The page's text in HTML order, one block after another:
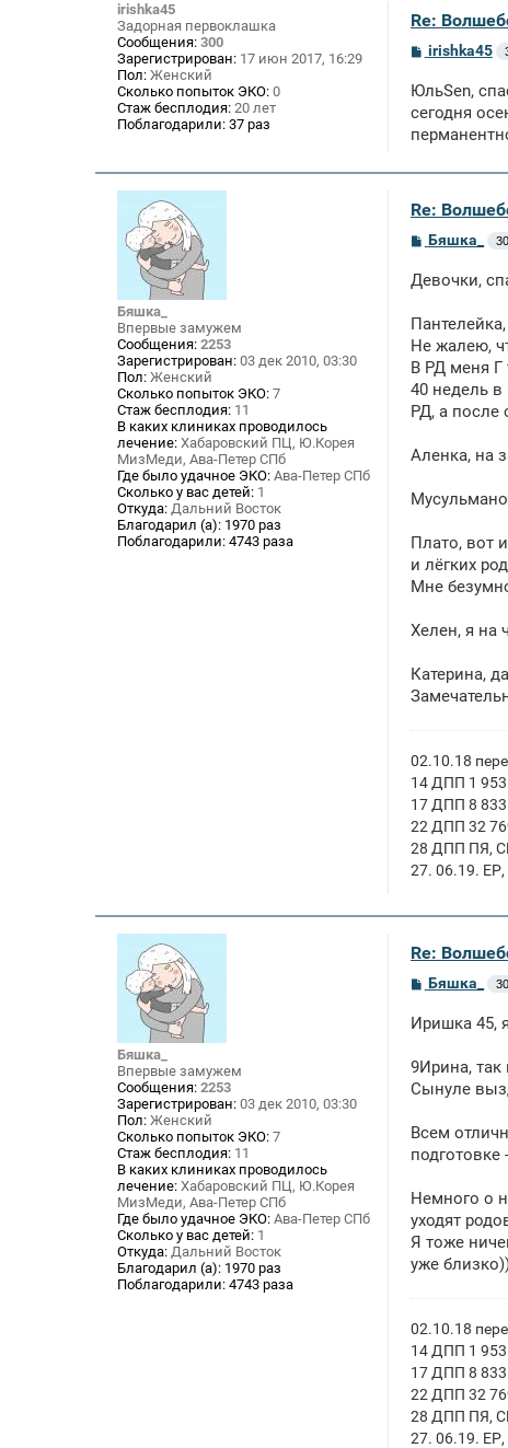
irishka45
Задорная первоклашка
Сообщения: 300
Зарегистрирован: 17 июн 2017, 16:29
Пол: Женский
Сколько попыток ЭКО: 0
Стаж бесплодия: 20 лет
Поблагодарили: 37 раз
Re:
С
б
щ
н
е
irishka45
ЮльSen,
сегодня
Бяшка_
Впервые замужем
Сообщения: 2253
Зарегистрирован: 03 дек 2010, 03:30
Пол: Женский
Сколько попыток ЭКО: 7
Стаж бесплодия: 11
В каких клиниках проводилось
лечение: Хабаровский ПЦ, Ю.Корея
МизМеди, Ава-Петер СПб
Где было удачное ЭКО: Ава-Петер СПб
Сколько у вас детей: 1
Откуда: Дальний Восток
Благодарил (а): 1970 раз
Поблагодарили: 4743 раза
Re:
С
б
н
и
е
Бяшка_
Девочки,
Не жалею,
В РД меня Г
40 недель
РД, а после
Аленка, на
Плато, вот
и лёгких
Мне
Хелен, я на
Катерина,
02.10.18
14 ДПП 1 953
17 ДПП 8 833
22 ДПП 32
28 ДПП ПЯ,
27. 06.19.
Бяшка_
Впервые замужем
Сообщения: 2253
Зарегистрирован: 03 дек 2010, 03:30
Пол: Женский
Сколько попыток ЭКО: 7
Стаж бесплодия: 11
В каких клиниках проводилось
лечение: Хабаровский ПЦ, Ю.Корея
МизМеди, Ава-Петер СПб
Где было удачное ЭКО: Ава-Петер СПб
Сколько у вас детей: 1
Откуда: Дальний Восток
Благодарил (а): 1970 раз
Поблагодарили: 4743 раза
Re:
С
б
е
н
и
Бяшка_
Иришка 45, я
9Ирина, так
Сынуле
Всем
подготовке
Немного о
уходят
Я тоже
уже
02.10.18
14 ДПП 1 953
17 ДПП 8 833
22 ДПП 32
28 ДПП ПЯ,
27. 06.19.